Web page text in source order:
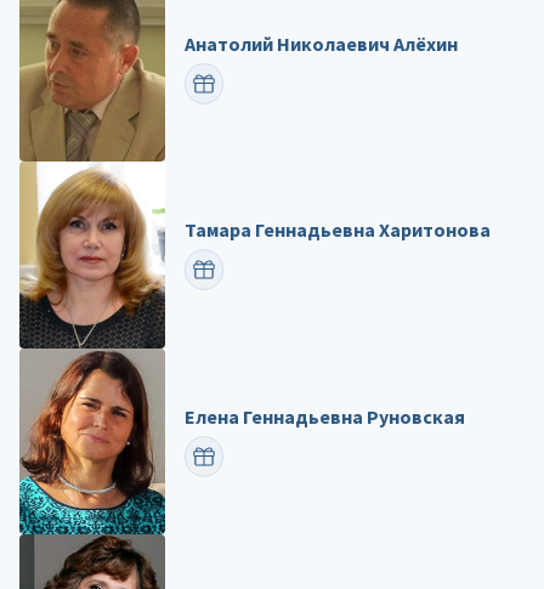
Анатолий Николаевич Алёхин
ПОЗДРАВИТЬ
Тамара Геннадьевна Харитонова
ПОЗДРАВИТЬ
Елена Геннадьевна Руновская
ПОЗДРАВИТЬ